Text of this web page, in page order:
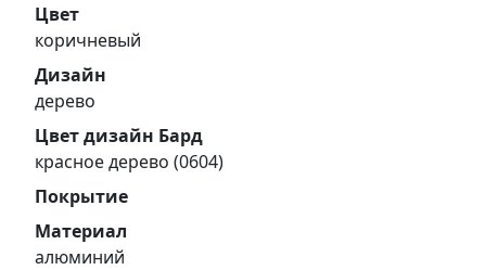
Цвет
коричневый
Дизайн
дерево
Цвет дизайн Бард
красное дерево (0604)
Покрытие
Материал
алюминий